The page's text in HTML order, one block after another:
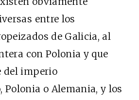
entre los
de Galicia, al
con Polonia y que
del imperio
Polonia o Alemania, y los